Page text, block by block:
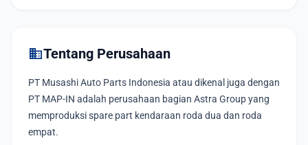
domainTentang Perusahaan
PT Musashi Auto Parts Indonesia atau dikenal juga dengan
PT MAP-IN adalah perusahaan bagian Astra Group yang
memproduksi spare part kendaraan roda dua dan roda
empat.